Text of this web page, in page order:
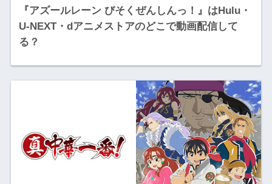
『アズールレーン びそくぜんしんっ！』はHulu・
U-NEXT・dアニメストアのどこで動画配信して
る？